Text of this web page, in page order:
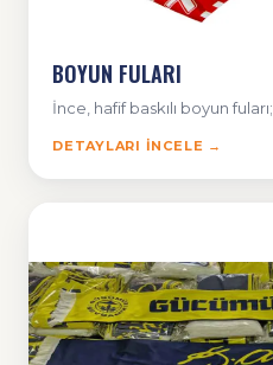
BOYUN FULARI
İnce, hafif baskılı boyun
DETAYLARI İNCELE →